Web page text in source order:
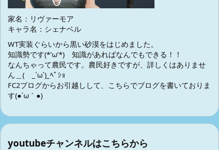
家名：リヴァーモア
キャラ名：シェナベル
WT実装ぐらいから黒い砂漠をはじめました。
知識勢です(*’ω’*) 知識があればなんでもできる！！
なんちゃって農民です。農民好きですが、詳しくはありませ
ん＿( _´ω`)_ﾍﾟｼｮ
FC2ブログからお引越しして、こちらでブログを書いておりま
す(●´ω｀●)
youtubeチャンネルはこちらから